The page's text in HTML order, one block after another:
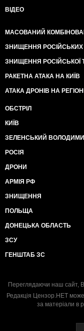
ВІДЕО
МАСОВАНИЙ
ЗНИЩЕННЯ РОСІЙСЬКИХ
ЗНИЩЕННЯ РОСІЙСЬКОЇ
РАКЕТНА АТАКА НА КИЇВ
АТАКА ДРОНІВ НА
ОБСТРІЛ
КИЇВ
ЗЕЛЕНСЬКИЙ
РОСІЯ
ДРОНИ
АРМІЯ РФ
ЗНИЩЕННЯ
ПОЛЬЩА
ДОНЕЦЬКА ОБЛАСТЬ
ЗСУ
ГЕНШТАБ ЗС
Переглядаючи наш сайт,
Редакція Цензор.НЕТ може
за матеріали в